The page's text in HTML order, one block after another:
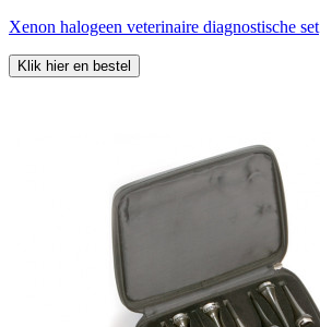
Xenon halogeen veterinaire diagnostische set
Klik hier en bestel